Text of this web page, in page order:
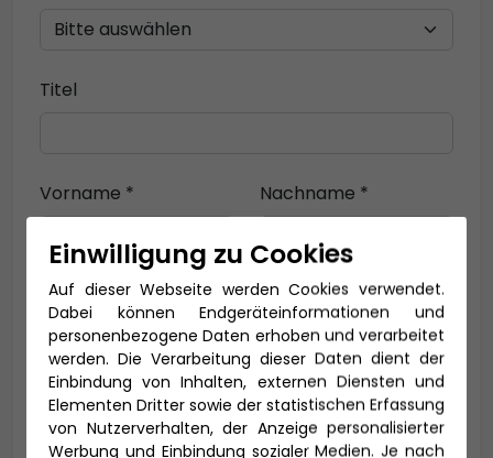
Titel
Vorname * Nachname *
E-Mail *
Telefon *
Einwilligung zu Cookies
Auf dieser Webseite werden Cookies verwendet.
Dabei können Endgeräteinformationen und
personenbezogene Daten erhoben und verarbeitet
werden. Die Verarbeitung dieser Daten dient der
Einbindung von Inhalten, externen Diensten und
Elementen Dritter sowie der statistischen Erfassung
von Nutzerverhalten, der Anzeige personalisierter
Werbung und Einbindung sozialer Medien. Je nach